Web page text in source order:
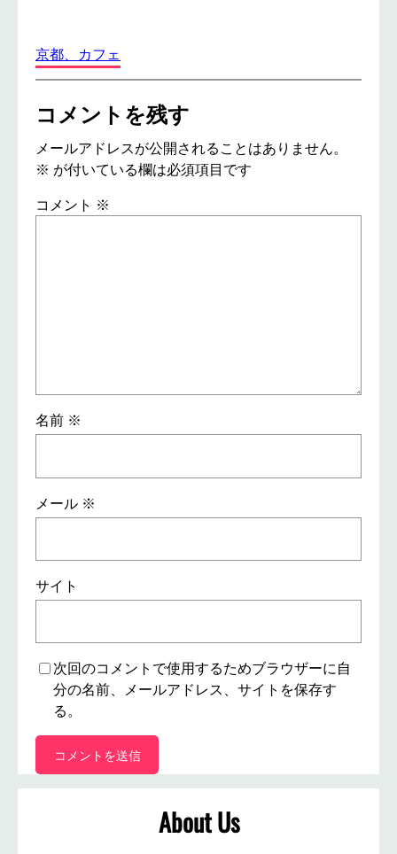
京都、カフェ
コメントを残す
メールアドレスが公開されることはありません。
※ が付いている欄は必須項目です
コメント ※
名前 ※
メール ※
サイト
次回のコメントで使用するためブラウザーに自
分の名前、メールアドレス、サイトを保存す
る。
About Us